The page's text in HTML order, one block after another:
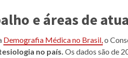
e áreas de
Demografia Médica no Brasil,o
no país. Os dados são de